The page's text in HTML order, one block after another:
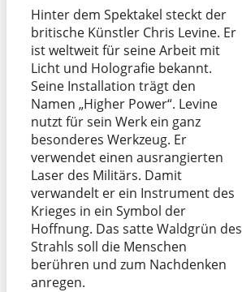
Hinter dem Spektakel steckt der
britische Künstler Chris Levine. Er
ist weltweit für seine Arbeit mit
Licht und Holografie bekannt.
Seine Installation trägt den
Namen „Higher Power“. Levine
nutzt für sein Werk ein ganz
besonderes Werkzeug. Er
verwendet einen ausrangierten
Laser des Militärs. Damit
verwandelt er ein Instrument des
Krieges in ein Symbol der
Hoffnung. Das satte Waldgrün des
Strahls soll die Menschen
berühren und zum Nachdenken
anregen.